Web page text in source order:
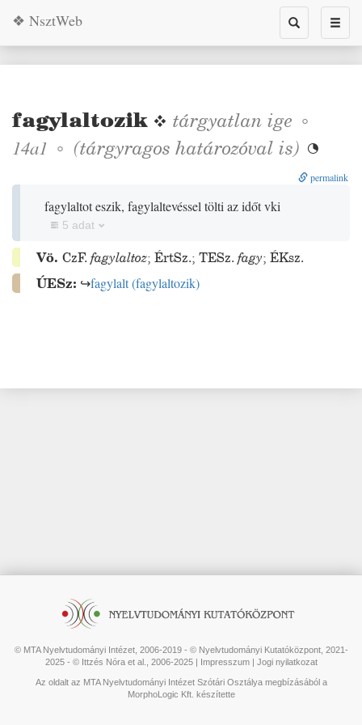
Toggle
search
❖ NsztWeb
fagylaltozik❖ tárgyatlan ige ◦
14a1 ◦ (tárgyragos határozóval is) 
permalink
fagylaltot eszik, fagylaltevéssel tölti az időt vki
5 adat
Vö. CzF. fagylaltoz; ÉrtSz.; TESz. fagy; ÉKsz.
ÚESz: ↪fagylalt(fagylaltozik)
© MTA Nyelvtudományi Intézet, 2006-2019 - © Nyelvtudományi Kutatóközpont, 2021-
2025 - © Ittzés Nóra et al., 2006-2025 | Impresszum| Jogi nyilatkozat
Az oldalt az MTA Nyelvtudományi Intézet Szótári Osztálya megbízásából a
MorphoLogic Kft. készítette